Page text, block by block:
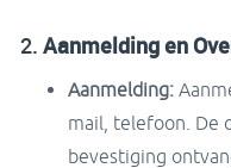
2. Aanmelding en
Aanmelding:
mail, telefoon. De
bevestiging